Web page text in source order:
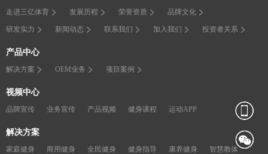
走进三亿体育 发展历程 荣誉资质 品牌文化
研发实力 新闻动态 联系我们 加入我们 投资者关系
产品中心
解决方案 OEM业务 项目案例
视频中心
品牌宣传 业务宣传 产品视频 健身课程 运动APP
解决方案
家庭健身 商用健身 全民健身 健身指导 康养健身 智慧教体